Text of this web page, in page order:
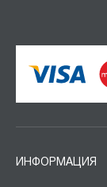
ИНФОРМАЦИЯ